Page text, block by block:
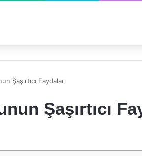
Şaşırtıcı Faydaları
Şaşırtıcı